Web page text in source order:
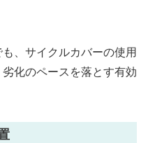
、サイクルカバーの使用
化のペースを落とす有効